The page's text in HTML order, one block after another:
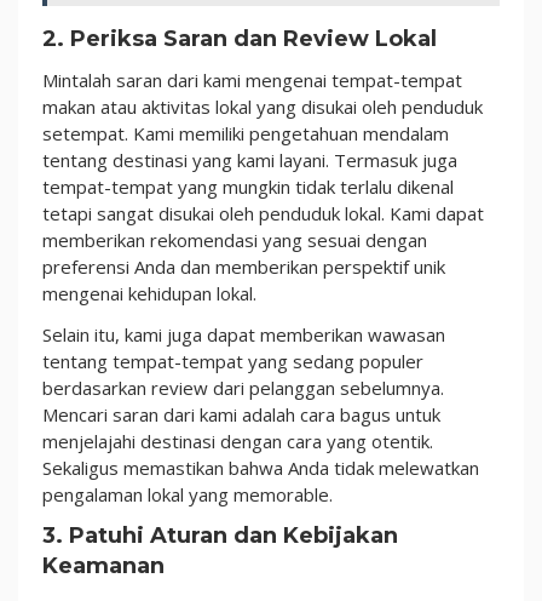
2. Periksa Saran dan Review Lokal
Mintalah saran dari kami mengenai tempat-tempat
makan atau aktivitas lokal yang disukai oleh penduduk
setempat. Kami memiliki pengetahuan mendalam
tentang destinasi yang kami layani. Termasuk juga
tempat-tempat yang mungkin tidak terlalu dikenal
tetapi sangat disukai oleh penduduk lokal. Kami dapat
memberikan rekomendasi yang sesuai dengan
preferensi Anda dan memberikan perspektif unik
mengenai kehidupan lokal.
Selain itu, kami juga dapat memberikan wawasan
tentang tempat-tempat yang sedang populer
berdasarkan review dari pelanggan sebelumnya.
Mencari saran dari kami adalah cara bagus untuk
menjelajahi destinasi dengan cara yang otentik.
Sekaligus memastikan bahwa Anda tidak melewatkan
pengalaman lokal yang memorable.
3. Patuhi Aturan dan Kebijakan
Keamanan